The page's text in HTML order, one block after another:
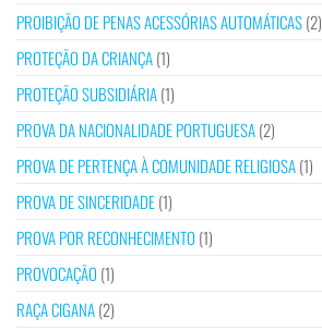
PROIBIÇÃO DE PENAS ACESSÓRIAS AUTOMÁTICAS(2)
PROTEÇÃO DA CRIANÇA(1)
PROTEÇÃO SUBSIDIÁRIA(1)
PROVA DA NACIONALIDADE PORTUGUESA(2)
PROVA DE PERTENÇA À COMUNIDADE RELIGIOSA(1)
PROVA DE SINCERIDADE(1)
PROVA POR RECONHECIMENTO (1)
PROVOCAÇÃO (1)
RAÇA CIGANA(2)